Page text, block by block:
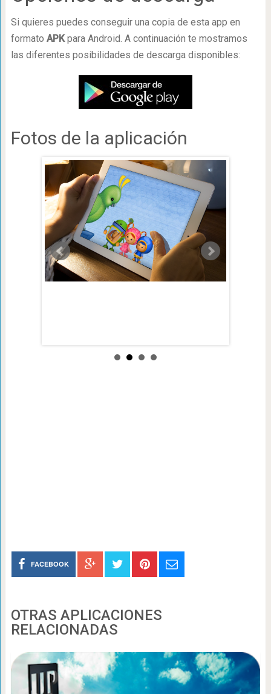
Si quieres puedes conseguir una copia de esta app en
formato APKpara Android. A continuación te mostramos
las diferentes posibilidades de descarga disponibles:
Fotos de la aplicación
FACEBOOK
OTRAS APLICACIONES
RELACIONADAS